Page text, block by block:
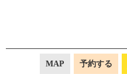
MAP 予約する